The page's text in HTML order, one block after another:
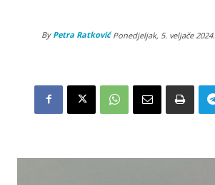
By Petra Ratković Ponedjeljak, 5. veljače 2024.